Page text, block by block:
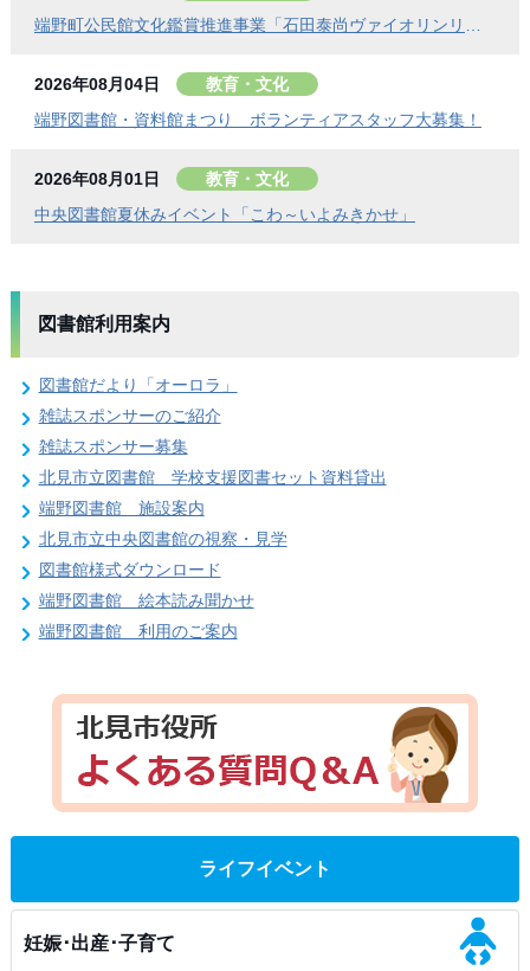
2026年08月04日
教育・文化
端野図書館・資料館まつり ボランティアスタッフ大募集！
2026年08月01日
教育・文化
中央図書館夏休みイベント「こわ～いよみきかせ」
図書館利用案内
図書館だより「オーロラ」
雑誌スポンサーのご紹介
雑誌スポンサー募集
北見市立図書館 学校支援図書セット資料貸出
端野図書館 施設案内
北見市立中央図書館の視察・見学
図書館様式ダウンロード
端野図書館 絵本読み聞かせ
端野図書館 利用のご案内
ライフイベント
妊娠･出産･子育て